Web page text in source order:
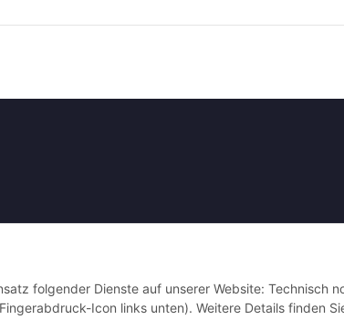
folgender Dienste auf unserer Website: Technisch
Icon links unten). Weitere Details finden